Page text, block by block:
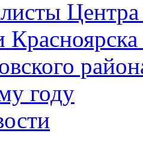
году